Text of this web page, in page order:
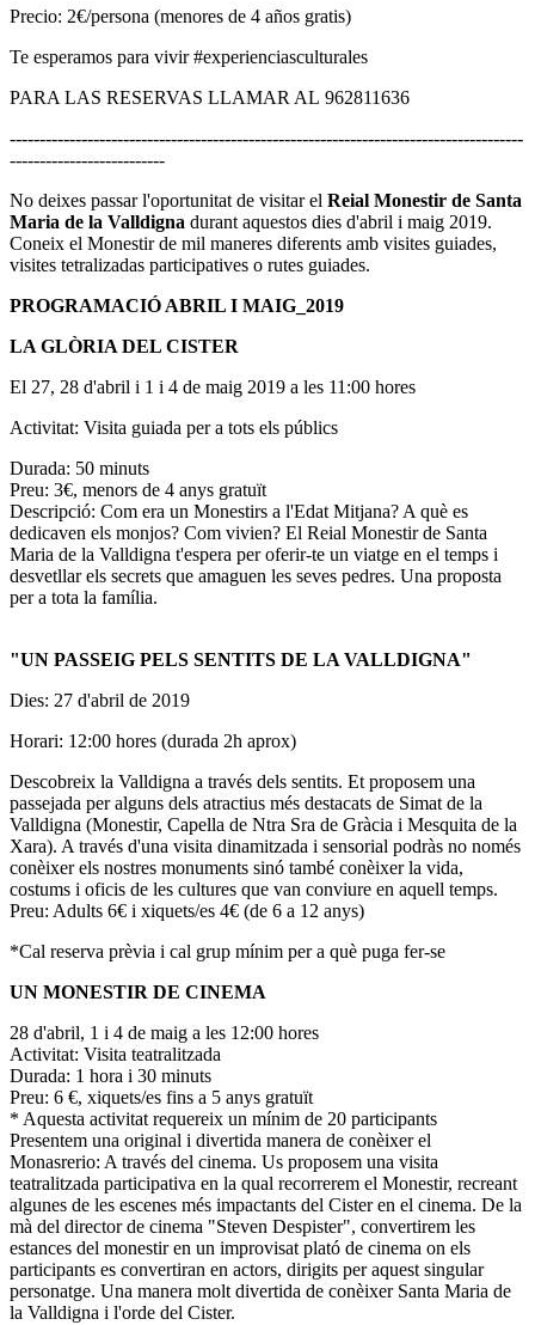
Precio: 2€/persona (menores de 4 años gratis)
Te esperamos para vivir #experienciasculturales
PARA LAS RESERVAS LLAMAR AL 962811636
--------------------------------------------------------------------------------------
--------------------------
No deixes passar l'oportunitat de visitar el Reial Monestir de Santa
Maria de la Valldigna durant aquestos dies d'abril i maig 2019.
Coneix el Monestir de mil maneres diferents amb visites guiades,
visites tetralizadas participatives o rutes guiades.
PROGRAMACIÓ ABRIL I MAIG_2019
LA GLÒRIA DEL CISTER
El 27, 28 d'abril i 1 i 4 de maig 2019 a les 11:00 hores
Activitat: Visita guiada per a tots els públics
Durada: 50 minuts
Preu: 3€, menors de 4 anys gratuït
Descripció: Com era un Monestirs a l'Edat Mitjana? A què es
dedicaven els monjos? Com vivien? El Reial Monestir de Santa
Maria de la Valldigna t'espera per oferir-te un viatge en el temps i
desvetllar els secrets que amaguen les seves pedres. Una proposta
per a tota la família.
"UN PASSEIG PELS SENTITS DE LA VALLDIGNA"
Dies: 27 d'abril de 2019
Horari: 12:00 hores (durada 2h aprox)
Descobreix la Valldigna a través dels sentits. Et proposem una
passejada per alguns dels atractius més destacats de Simat de la
Valldigna (Monestir, Capella de Ntra Sra de Gràcia i Mesquita de la
Xara). A través d'una visita dinamitzada i sensorial podràs no només
conèixer els nostres monuments sinó també conèixer la vida,
costums i oficis de les cultures que van conviure en aquell temps.
Preu: Adults 6€ i xiquets/es 4€ (de 6 a 12 anys)
*Cal reserva prèvia i cal grup mínim per a què puga fer-se
UN MONESTIR DE CINEMA
28 d'abril, 1 i 4 de maig a les 12:00 hores
Activitat: Visita teatralitzada
Durada: 1 hora i 30 minuts
Preu: 6 €, xiquets/es fins a 5 anys gratuït
* Aquesta activitat requereix un mínim de 20 participants
Presentem una original i divertida manera de conèixer el
Monasrerio: A través del cinema. Us proposem una visita
teatralitzada participativa en la qual recorrerem el Monestir, recreant
algunes de les escenes més impactants del Cister en el cinema. De la
mà del director de cinema "Steven Despister", convertirem les
estances del monestir en un improvisat plató de cinema on els
participants es convertiran en actors, dirigits per aquest singular
personatge. Una manera molt divertida de conèixer Santa Maria de
la Valldigna i l'orde del Cister.